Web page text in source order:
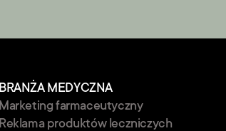
BRANŻA MEDYCZNA
Marketing farmaceutyczny
Reklama produktów leczniczych